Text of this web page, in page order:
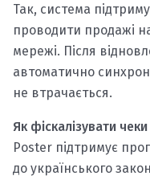
Так, система
проводити продажі
мережі. Після
автоматично
не втрачається.
Як фіскалізувати
Poster підтримує
до українського